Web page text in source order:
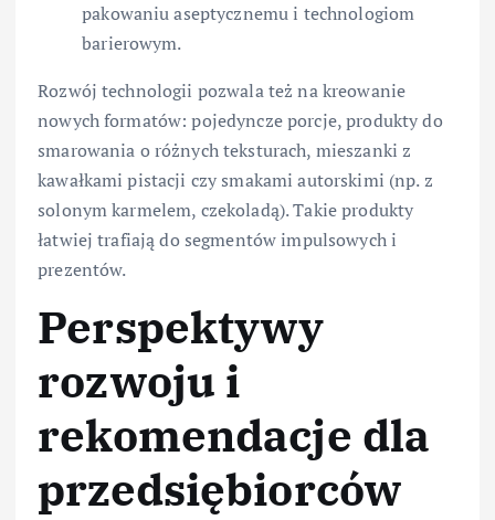
pakowaniu aseptycznemu i technologiom
barierowym.
Rozwój technologii pozwala też na kreowanie
nowych formatów: pojedyncze porcje, produkty do
smarowania o różnych teksturach, mieszanki z
kawałkami pistacji czy smakami autorskimi (np. z
solonym karmelem, czekoladą). Takie produkty
łatwiej trafiają do segmentów impulsowych i
prezentów.
Perspektywy
rozwoju i
rekomendacje dla
przedsiębiorców